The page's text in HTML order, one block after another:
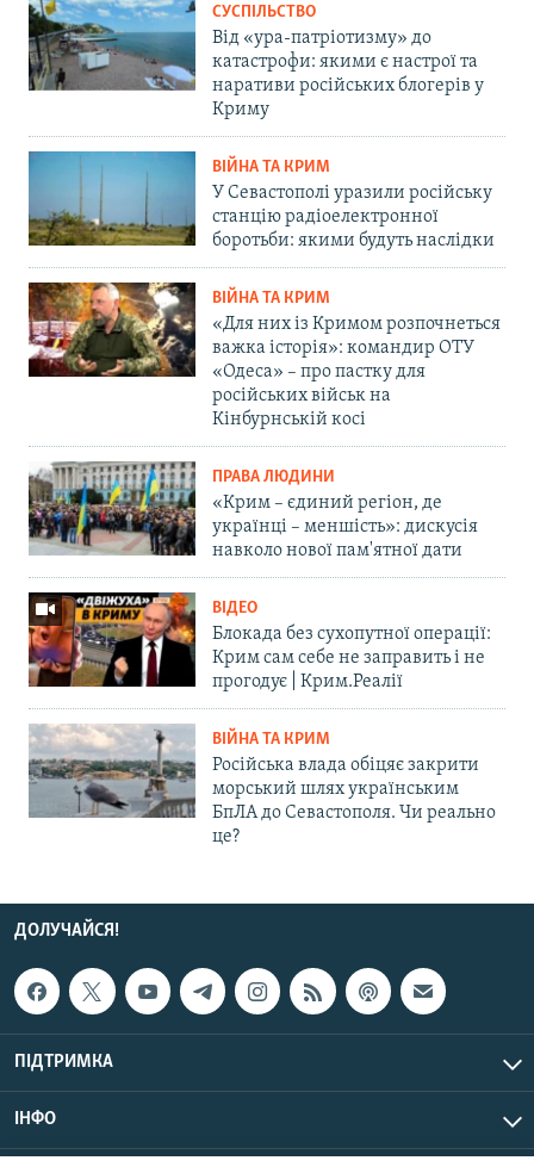
СУСПІЛЬСТВО
Від «ура-патріотизму» до
катастрофи: якими є настрої та
наративи російських блогерів у
Криму
ВІЙНА ТА КРИМ
У Севастополі уразили російську
станцію радіоелектронної
боротьби: якими будуть наслідки
ВІЙНА ТА КРИМ
«Для них із Кримом розпочнеться
важка історія»: командир ОТУ
«Одеса» – про пастку для
російських військ на
Кінбурнській косі
ПРАВА ЛЮДИНИ
«Крим – єдиний регіон, де
українці – меншість»: дискусія
навколо нової пам'ятної дати
ВІДЕО
Блокада без сухопутної операції:
Крим сам себе не заправить і не
прогодує | Крим.Реалії
ВІЙНА ТА КРИМ
Російська влада обіцяє закрити
морський шлях українським
БпЛА до Севастополя. Чи реально
це?
ДОЛУЧАЙСЯ!
ПІДТРИМКА
ІНФО